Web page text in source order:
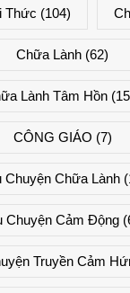
Thức (104)
Chữa Lành (62)
Lành Tâm Hồn
CÔNG GIÁO (7)
Chuyện Chữa Lành
Chuyện Cảm Động
Truyền Cảm